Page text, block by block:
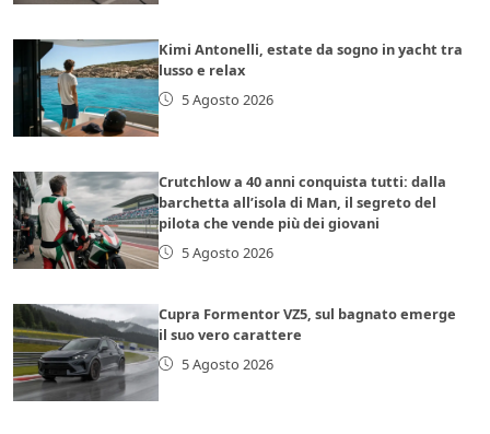
Kimi Antonelli, estate da sogno in yacht tra
lusso e relax
5 Agosto 2026
Crutchlow a 40 anni conquista tutti: dalla
barchetta all’isola di Man, il segreto del
pilota che vende più dei giovani
5 Agosto 2026
Cupra Formentor VZ5, sul bagnato emerge
il suo vero carattere
5 Agosto 2026